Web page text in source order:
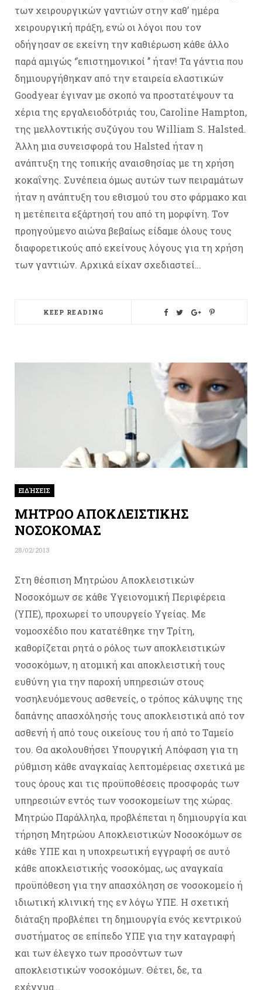
των χειρουργικών γαντιών στην καθ’ ημέρα
χειρουργική πράξη, ενώ οι λόγοι που τον
οδήγησαν σε εκείνη την καθιέρωση κάθε άλλο
παρά αμιγώς ‘’επιστημονικοί ’’ ήταν! Τα γάντια που
δημιουργήθηκαν από την εταιρεία ελαστικών
Goodyear έγιναν με σκοπό να προστατέψουν τα
χέρια της εργαλειοδότριάς του, Caroline Hampton,
της μελλοντικής συζύγου του William S. Halsted.
Άλλη μια συνεισφορά του Halsted ήταν η
ανάπτυξη της τοπικής αναισθησίας με τη χρήση
κοκαΐνης. Συνέπεια όμως αυτών των πειραμάτων
ήταν η ανάπτυξη του εθισμού του στο φάρμακο και
η μετέπειτα εξάρτησή του από τη μορφίνη. Τον
προηγούμενο αιώνα βεβαίως είδαμε όλους τους
διαφορετικούς από εκείνους λόγους για τη χρήση
των γαντιών. Αρχικά είχαν σχεδιαστεί…
KEEP READING
ΕΙΔΉΣΕΙΣ
ΜΗΤΡΩΟ ΑΠΟΚΛΕΙΣΤΙΚΗΣ
ΝΟΣΟΚΟΜΑΣ
28/02/2013
Στη θέσπιση Μητρώου Αποκλειστικών
Νοσοκόμων σε κάθε Υγειονομική Περιφέρεια
(ΥΠΕ), προχωρεί το υπουργείο Υγείας. Με
νομοσχέδιο που κατατέθηκε την Τρίτη,
καθορίζεται ρητά ο ρόλος των αποκλειστικών
νοσοκόμων, η ατομική και αποκλειστική τους
ευθύνη για την παροχή υπηρεσιών στους
νοσηλευόμενους ασθενείς, ο τρόπος κάλυψης της
δαπάνης απασχόλησής τους αποκλειστικά από τον
ασθενή ή από τους οικείους του ή από το Ταμείο
του. Θα ακολουθήσει Υπουργική Απόφαση για τη
ρύθμιση κάθε αναγκαίας λεπτομέρειας σχετικά με
τους όρους και τις προϋποθέσεις προσφοράς των
υπηρεσιών εντός των νοσοκομείων της χώρας.
Μητρώο Παράλληλα, προβλέπεται η δημιουργία και
τήρηση Μητρώου Αποκλειστικών Νοσοκόμων σε
κάθε ΥΠΕ και η υποχρεωτική εγγραφή σε αυτό
κάθε αποκλειστικής νοσοκόμας, ως αναγκαία
προϋπόθεση για την απασχόληση σε νοσοκομείο ή
ιδιωτική κλινική της εν λόγω ΥΠΕ. Η σχετική
διάταξη προβλέπει τη δημιουργία ενός κεντρικού
συστήματος σε επίπεδο ΥΠΕ για την καταγραφή
και των έλεγχο των προσόντων των
αποκλειστικών νοσοκόμων. Θέτει, δε, τα
εχέγγυα…